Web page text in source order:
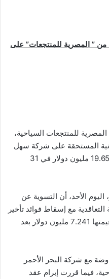
من ” المصرية للمنتجعات” على
المصرية للمنتجعات السياحية،
المستحقة على شركة سهل
حشيش للاستثمار السياحي وقدرها 19.65 مليون دولار في 31
الأحد، أن التسوية عن
مع إسقاط فوائد تأخير
مستحقة على هذه الأراضي والبالغ قيمتها 7.241 مليون دولار بعد
مع شركة البحر الأحمر
فيما قررت إبرام عقد